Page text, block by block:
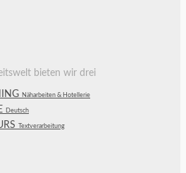
bieten wir drei
Näharbeiten & Hotellerie
Deutsch
Textverarbeitung